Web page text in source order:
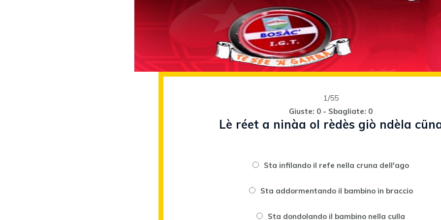
1/55
Giuste: 0 - Sbagliate: 0
Lè réet a ninàa ol rèdès giò ndèla
Sta infilando il refe nella cruna dell'ago
Sta addormentando il bambino in braccio
Sta dondolando il bambino nella culla